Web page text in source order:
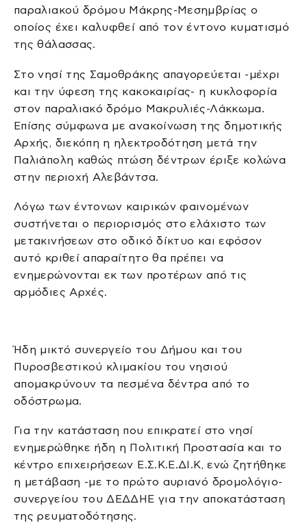
παραλιακού δρόμου Μάκρης-Μεσημβρίας ο
οποίος έχει καλυφθεί από τον έντονο κυματισμό
της θάλασσας.
Στο νησί της Σαμοθράκης απαγορεύεται -μέχρι
και την ύφεση της κακοκαιρίας- η κυκλοφορία
στον παραλιακό δρόμο Μακρυλιές-Λάκκωμα.
Επίσης σύμφωνα με ανακοίνωση της δημοτικής
Αρχής, διεκόπη η ηλεκτροδότηση μετά την
Παλιάπολη καθώς πτώση δέντρων έριξε κολώνα
στην περιοχή Αλεβάντσα.
Λόγω των έντονων καιρικών φαινομένων
συστήνεται ο περιορισμός στο ελάχιστο των
μετακινήσεων στο οδικό δίκτυο και εφόσον
αυτό κριθεί απαραίτητο θα πρέπει να
ενημερώνονται εκ των προτέρων από τις
αρμόδιες Αρχές.
Ήδη μικτό συνεργείο του Δήμου και του
Πυροσβεστικού κλιμακίου του νησιού
απομακρύνουν τα πεσμένα δέντρα από το
οδόστρωμα.
Για την κατάσταση που επικρατεί στο νησί
ενημερώθηκε ήδη η Πολιτική Προστασία και το
κέντρο επιχειρήσεων Ε.Σ.Κ.Ε.ΔΙ.Κ, ενώ ζητήθηκε
η μετάβαση -με το πρώτο αυριανό δρομολόγιο-
συνεργείου του ΔΕΔΔΗΕ για την αποκατάσταση
της ρευματοδότησης.